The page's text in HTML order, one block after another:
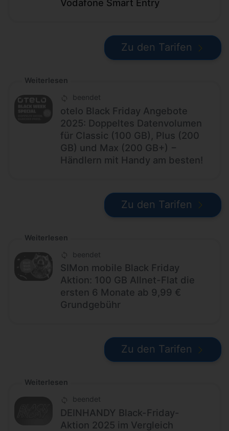
Vodafone Smart Entry
Zu den Tarifen
Weiterlesen
beendet
otelo Black Friday Angebote
2025: Doppeltes Datenvolumen
für Classic (100 GB), Plus (200
GB) und Max (200 GB+) −
Händlern mit Handy am besten!
Zu den Tarifen
Weiterlesen
beendet
SIMon mobile Black Friday
Aktion: 100 GB Allnet-Flat die
ersten 6 Monate ab 9,99 €
Grundgebühr
Zu den Tarifen
Weiterlesen
beendet
DEINHANDY Black-Friday-
Aktion 2025 im Vergleich